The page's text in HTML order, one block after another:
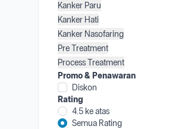
Kanker Paru
Kanker Hati
Kanker Nasofaring
Pre Treatment
Process Treatment
Promo & Penawaran
Diskon
Rating
4.5 ke atas
Semua Rating